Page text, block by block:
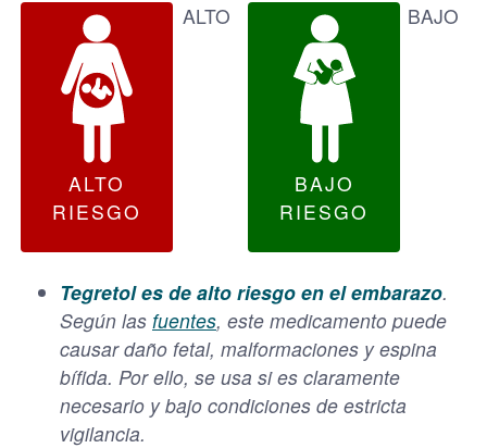
ALTO
RIESGO
ALTO
BAJO
RIESGO
BAJO
Tegretol es de alto riesgo en el embarazo.
Según las fuentes, este medicamento puede
causar daño fetal, malformaciones y espina
bífida. Por ello, se usa si es claramente
necesario y bajo condiciones de estricta
vigilancia.